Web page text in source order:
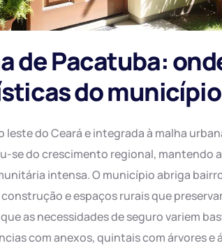
de Pacatuba:
do município
leste do Ceará e integrada à malha
se do crescimento regional, mantendo
intensa. O município abriga
e espaços rurais que
as necessidades de seguro variem
com anexos, quintais com árvores e